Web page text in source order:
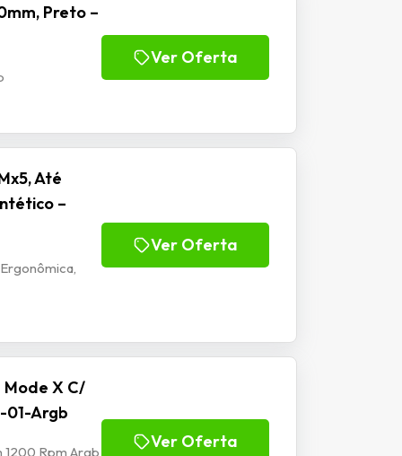
Preto –
Ver Oferta
Até
–
Ver Oferta
X C/
01-Argb
1200 Rpm Argb
Ver Oferta